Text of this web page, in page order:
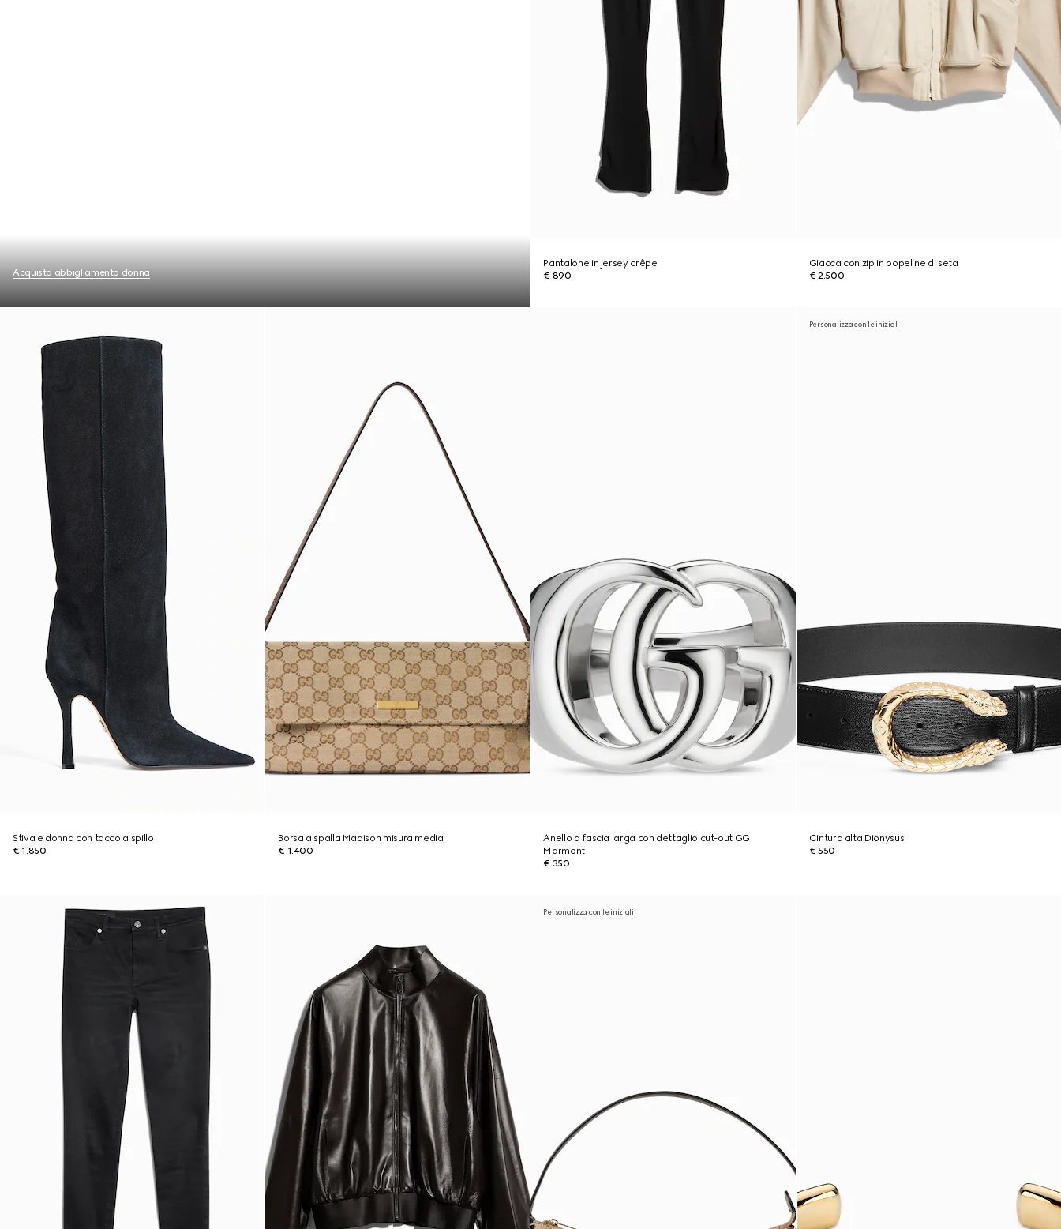
Acquista abbigliamento donna
Pantalone in jersey crêpe
€ 890
Giacca con zip in popeline di seta
€ 2.500
Stivale donna con tacco a spillo
€ 1.850
Borsa a spalla Madison misura media
€ 1.400
Anello a fascia larga con dettaglio cut-out GG
Marmont
€ 350
Personalizza con le iniziali
Cintura alta Dionysus
€ 550
Personalizza con le iniziali